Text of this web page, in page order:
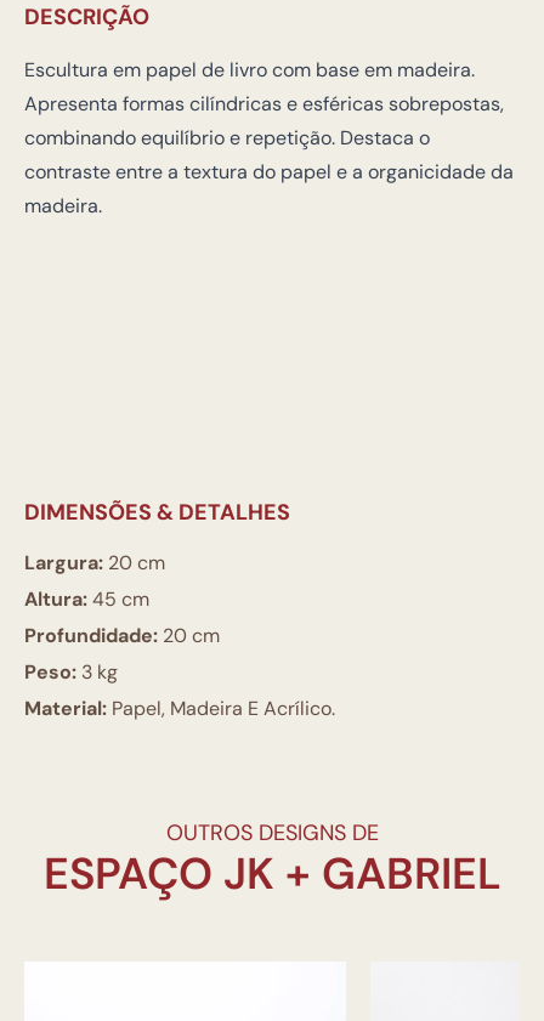
DESCRIÇÃO
Escultura em papel de livro com base em madeira.
Apresenta formas cilíndricas e esféricas sobrepostas,
combinando equilíbrio e repetição. Destaca o
contraste entre a textura do papel e a organicidade da
madeira.
DIMENSÕES & DETALHES
Largura: 20 cm
Altura:45 cm
Profundidade: 20 cm
Peso: 3 kg
Material: Papel, Madeira E Acrílico.
OUTROS DESIGNS DE